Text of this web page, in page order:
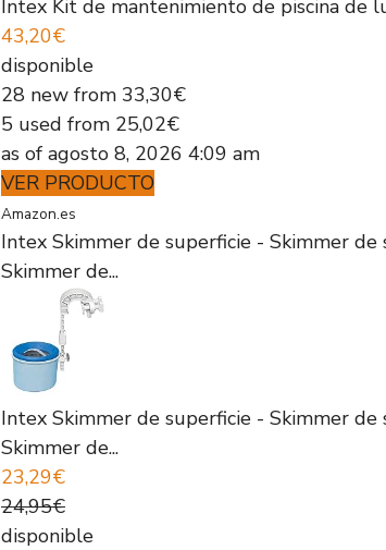
Intex Kit de mantenimiento de piscina de
43,20€
disponible
28 new from 33,30€
5 used from 25,02€
as of agosto 8, 2026 4:09 am
VER PRODUCTO
Amazon.es
Intex Skimmer de superficie - Skimmer
Skimmer de...
Intex Skimmer de superficie - Skimmer
Skimmer de...
23,29€
24,95€
disponible